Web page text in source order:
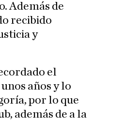
Además de
recibido
y
el
años y lo
por lo que
además de a la